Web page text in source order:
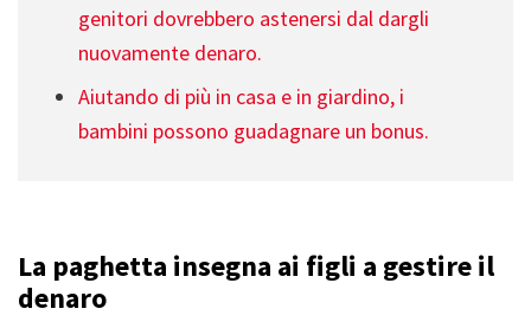
genitori dovrebbero astenersi dal dargli
nuovamente denaro.
Aiutando di più in casa e in giardino, i
bambini possono guadagnare un bonus.
La paghetta insegna ai figli a gestire il
denaro